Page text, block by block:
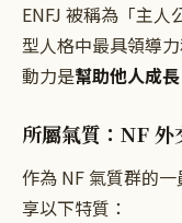
ENFJ 被稱為「主
型人格中最具領導
動力是幫助他人成
所屬氣質：NF 外
作為 NF 氣質群的一
享以下特質：